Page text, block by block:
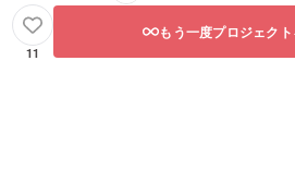
11
もう一度プロジェク